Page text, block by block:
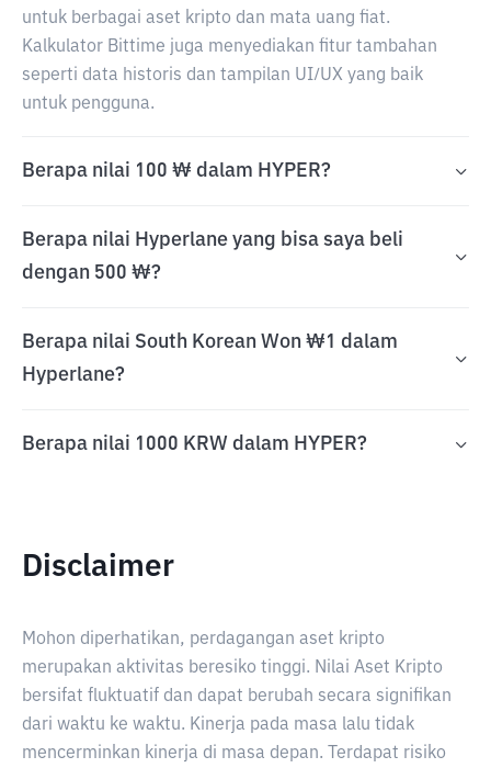
untuk berbagai aset kripto dan mata uang fiat.
Kalkulator Bittime juga menyediakan fitur tambahan
seperti data historis dan tampilan UI/UX yang baik
untuk pengguna.
Berapa nilai 100 ₩ dalam HYPER?
Berapa nilai Hyperlane yang bisa saya beli
dengan 500 ₩?
Berapa nilai South Korean Won ₩1 dalam
Hyperlane?
Berapa nilai 1000 KRW dalam HYPER?
Disclaimer
Mohon diperhatikan, perdagangan aset kripto
merupakan aktivitas beresiko tinggi. Nilai Aset Kripto
bersifat fluktuatif dan dapat berubah secara signifikan
dari waktu ke waktu. Kinerja pada masa lalu tidak
mencerminkan kinerja di masa depan. Terdapat risiko